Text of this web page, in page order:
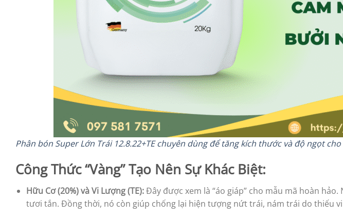
Phân bón Super Lớn Trái 12.8.22+TE chuyên dùng để tăng kích thước và độ ngọt
Công Thức “Vàng” Tạo Nên Sự Khác Biệt:
Hữu Cơ (20%) và Vi Lượng (TE):Đây được xem là “áo giáp” cho mẫu mã hoàn
tươi tắn. Đồng thời, nó còn giúp chống lại hiện tượng nứt trái, nám trái do thiếu